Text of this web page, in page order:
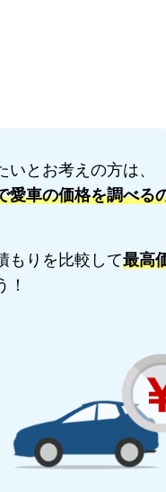
とお考えの方は、
愛車の価格を調べる
もりを比較して最高
！